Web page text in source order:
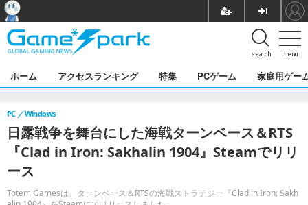
menu
search
ホーム アクセスランキング 特集 PCゲーム 家庭用ゲー
日露戦争を舞台にした海戦ターンベース＆RTS
『Clad in Iron: Sakhalin 1904』Steamでリリ
ース
Totem Gamesは、ターンベース＆RTSの海戦ストラテジー『Clad in Iron: Sakh
PC Windows